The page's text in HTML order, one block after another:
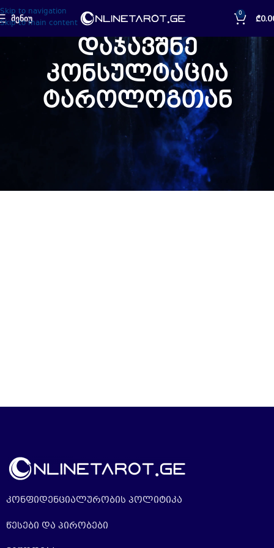
Skip to navigation
Skip to main content
ᲛᲔᲜᲘᲣ 0 ₾
დაჯავშნე
კონსულტაცია
ტაროლოგთან
კონფიდენციალურობის პოლიტიკა
წესები და პირობები